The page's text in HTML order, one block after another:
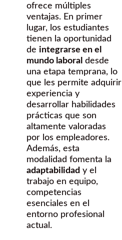
ofrece múltiples
ventajas. En primer
lugar, los estudiantes
tienen la oportunidad
de integrarse en el
mundo laboral desde
una etapa temprana, lo
que les permite adquirir
experiencia y
desarrollar habilidades
prácticas que son
altamente valoradas
por los empleadores.
Además, esta
modalidad fomenta la
adaptabilidad y el
trabajo en equipo,
competencias
esenciales en el
entorno profesional
actual.